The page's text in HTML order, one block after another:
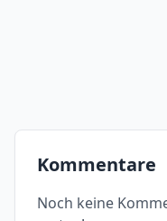
Kommentare
Noch keine